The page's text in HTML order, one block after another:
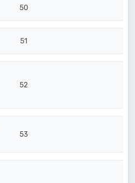
50
51
52
53